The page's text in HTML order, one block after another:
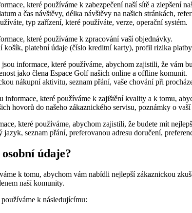
které používáme k zabezpečení naší sítě a zlepšení
a čas návštěvy, délka návštěvy na našich stránkách,
typ zařízení, které používáte, verze, operační systém.
které používáme k zpracování vaší objednávky.
košík, platební údaje (číslo kreditní karty), profil rizika
informace, které používáme, abychom zajistili, že vám
jako člena Espace Golf našich online a offline komunit.
nákupní aktivitu, seznam přání, vaše chování při
informace, které používáme k zajištění kvality a k tomu,
hovorů do našeho zákaznického servisu, poznámky o
které používáme, abychom zajistili, že budete mít
seznam přání, preferovanou adresu doručení,
údaje?
k tomu, abychom vám nabídli nejlepší zákaznickou
naší komunity.
k následujícímu: